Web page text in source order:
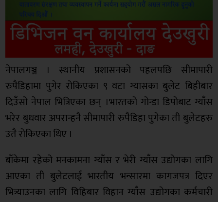
नेपालगञ्ज । स्थानीय प्रशासनको पहलपछि सीमापारी
रुपैडिहामा पुगेर रोकिएका ९ वटा ग्यासका बुलेट बिहीबार
दिउँसो नेपाल भित्रिएका छन् ।भारतको गोन्डा डिपोबाट ग्याँस
भरेर बुधवार अपरान्हनै सीमापारी रुपैडिहा पुगेका ती बुलेटहरु
उतै रोकिएका थिए ।
बाँकेमा रहेको मनकामना ग्याँस र भेरी ग्याँस उद्योगका लागि
आएका ती बुलेटलाई भारतीय भन्सारमा कागजपत्र दिएर
भित्र्याउनका लागि विहिबार विहान ग्याँस उद्योगका कर्मचारी